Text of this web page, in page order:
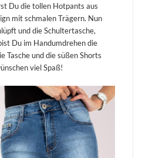
Du die tollen Hotpants aus
mit schmalen Trägern. Nun
und die Schultertasche,
Du im Handumdrehen die
Tasche und die süßen Shorts
viel Spaß!